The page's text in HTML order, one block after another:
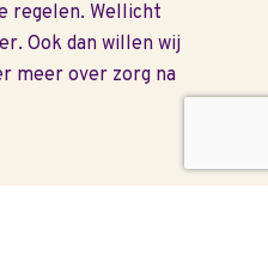
regelen. Wellicht
Ook dan willen wij
meer over zorg na